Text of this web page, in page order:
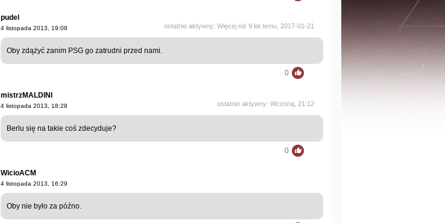
pudel
ostatnio aktywny: Więcej niż 9 lat temu, 2017-01-21
4 listopada 2013, 19:08
Oby zdążyć zanim PSG go zatrudni przed nami.
0
mistrzMALDINI
ostatnio aktywny: Wczoraj, 21:12
4 listopada 2013, 18:28
Berlu się na takie coś zdecyduje?
0
WicioACM
4 listopada 2013, 16:29
Oby nie było za późno.